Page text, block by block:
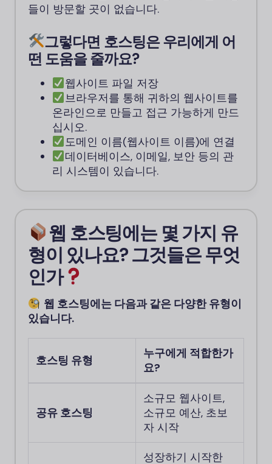
들이 방문할 곳이 없습니다.
그렇다면 호스팅은 우리에게 어
떤 도움을 줄까요?
웹사이트 파일 저장
브라우저를 통해 귀하의 웹사이트를
온라인으로 만들고 접근 가능하게 만드
십시오.
도메인 이름(웹사이트 이름)에 연결
데이터베이스, 이메일, 보안 등의 관
리 시스템이 있습니다.
웹 호스팅에는 몇 가지 유
형이 있나요? 그것들은 무엇
인가
웹 호스팅에는 다음과 같은 다양한 유형이
있습니다.
호스팅 유형
누구에게 적합한가
요?
공유 호스팅
소규모 웹사이트,
소규모 예산, 초보
자 시작
성장하기 시작한